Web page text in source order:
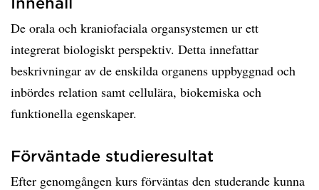
De orala och kraniofaciala organsystemen ur ett
integrerat biologiskt perspektiv. Detta innefattar
beskrivningar av de enskilda organens uppbyggnad och
inbördes relation samt cellulära, biokemiska och
funktionella egenskaper.
Förväntade studieresultat
Efter genomgången kurs förväntas den studerande kunna